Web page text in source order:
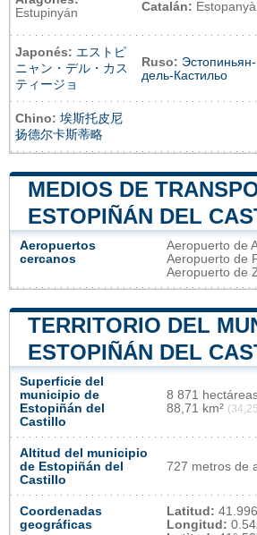
Estupinyán
Catalán: Estopanyà
Japonés: エストピ
ニャン・デル・カス
ティージョ
Ruso: Эстопиньян-
дель-Кастильо
Chino: 埃斯托皮尼
扬德尔卡斯蒂略
MEDIOS DE
ESTOPIÑÁN DEL
Aeropuertos
cercanos
Aeropuerto de
Aeropuerto de
Aeropuerto de
TERRITORIO DEL
ESTOPIÑÁN DEL
Superficie del
municipio de
Estopiñán del
Castillo
8 871
88,71 km²
Altitud del municipio
de Estopiñán del
Castillo
727 metros de
Coordenadas
geográficas
Latitud: 41.996
Longitud: